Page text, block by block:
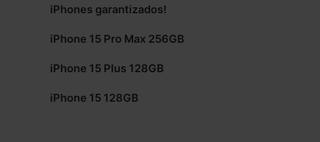
iPhones garantizados!
iPhone 15 Pro Max 256GB
iPhone 15 Plus 128GB
iPhone 15 128GB